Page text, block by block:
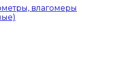
влагомеры